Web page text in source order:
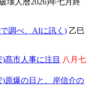
壊人暦2026)年七月終
調べ、AIに訊く) 乙巳
市人事に注目 八月七
原爆の日と、岸信介の